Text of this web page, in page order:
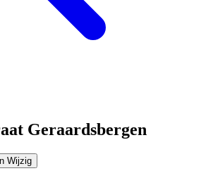
Geraardsbergen
Wijzig